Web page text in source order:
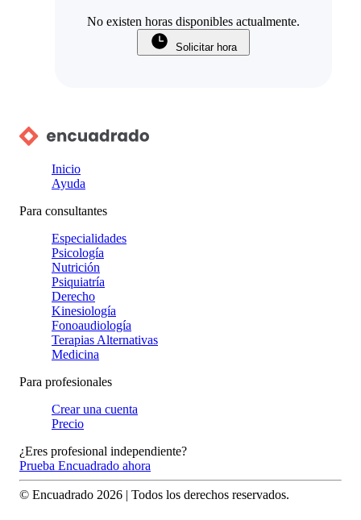
No existen horas disponibles actualmente.
Solicitar hora
Inicio
Ayuda
Para consultantes
Especialidades
Psicología
Nutrición
Psiquiatría
Derecho
Kinesiología
Fonoaudiología
Terapias Alternativas
Medicina
Para profesionales
Crear una cuenta
Precio
¿Eres profesional independiente?
Prueba Encuadrado ahora
© Encuadrado 2026 | Todos los derechos reservados.